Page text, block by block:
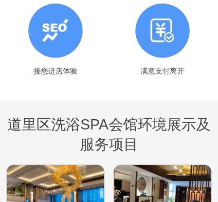
接您进店体验 满意支付离开
道里区洗浴SPA会馆环境展示及
服务项目